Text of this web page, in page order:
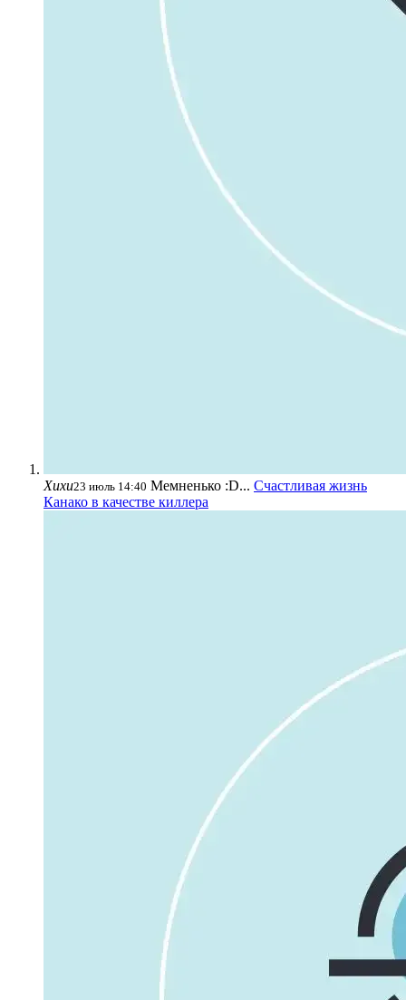
Хихи23 июль 14:40 Мемненько :D... Счастливая жизнь
Канако в качестве киллера